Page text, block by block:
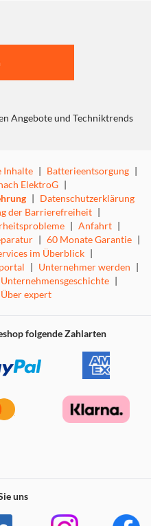
Angebote und Techniktrends
Inhalte | Batterieentsorgung |
ElektroG |
| Datenschutzerklärung
der Barrierefreiheit |
| Anfahrt |
| 60 Monate Garantie |
im Überblick |
| Unternehmer werden |
Unternehmensgeschichte |
Über expert
folgende Zahlarten
uns